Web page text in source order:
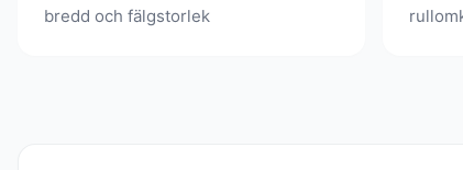
bredd och fälgstorlek